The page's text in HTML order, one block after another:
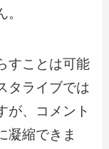
すことは可能
タライブでは
が、コメント
凝縮できま